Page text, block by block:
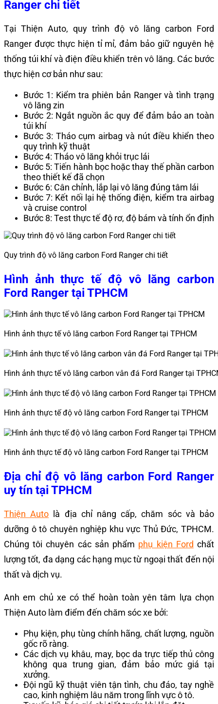
Ranger chi tiết
Tại Thiện Auto, quy trình độ vô lăng carbon Ford
Ranger được thực hiện tỉ mỉ, đảm bảo giữ nguyên hệ
thống túi khí và điện điều khiển trên vô lăng. Các bước
thực hiện cơ bản như sau:
Bước 1: Kiểm tra phiên bản Ranger và tình trạng
vô lăng zin
Bước 2: Ngắt nguồn ắc quy để đảm bảo an toàn
túi khí
Bước 3: Tháo cụm airbag và nút điều khiển theo
quy trình kỹ thuật
Bước 4: Tháo vô lăng khỏi trục lái
Bước 5: Tiến hành bọc hoặc thay thế phần carbon
theo thiết kế đã chọn
Bước 6: Cân chỉnh, lắp lại vô lăng đúng tâm lái
Bước 7: Kết nối lại hệ thống điện, kiểm tra airbag
và cruise control
Bước 8: Test thực tế độ rơ, độ bám và tính ổn định
Quy trình độ vô lăng carbon Ford Ranger chi tiết
Hình ảnh thực tế độ vô lăng carbon
Ford Ranger tại TPHCM
Hình ảnh thực tế vô lăng carbon Ford Ranger tại TPHCM
Hình ảnh thực tế vô lăng carbon vân đá Ford Ranger tại
Hình ảnh thực tế độ vô lăng carbon Ford Ranger tại TPHCM
Hình ảnh thực tế độ vô lăng carbon Ford Ranger tại TPHCM
Địa chỉ độ vô lăng carbon Ford Ranger
uy tín tại TPHCM
Thiện Auto là địa chỉ nâng cấp, chăm sóc và bảo
dưỡng ô tô chuyên nghiệp khu vực Thủ Đức, TPHCM.
Chúng tôi chuyên các sản phẩm phụ kiện Ford chất
lượng tốt, đa dạng các hạng mục từ ngoại thất đến nội
thất và dịch vụ.
Anh em chủ xe có thể hoàn toàn yên tâm lựa chọn
Thiện Auto làm điểm đến chăm sóc xe bởi:
Phụ kiện, phụ tùng chính hãng, chất lượng, nguồn
gốc rõ ràng.
Các dịch vụ khâu, may, bọc da trực tiếp thủ công
không qua trung gian, đảm bảo mức giá tại
xưởng.
Đội ngũ kỹ thuật viên tận tình, chu đáo, tay nghề
cao, kinh nghiệm lâu năm trong lĩnh vực ô tô.